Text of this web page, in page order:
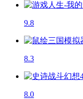
9.8
8.3
8.0